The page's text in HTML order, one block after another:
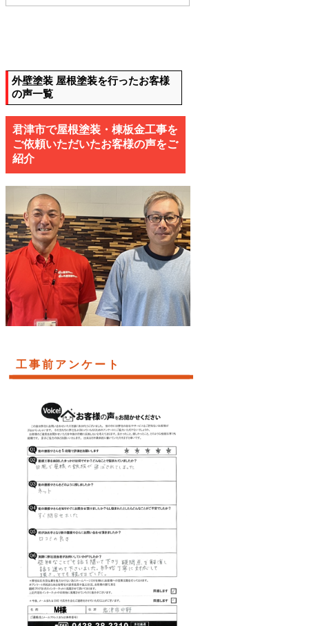
外壁塗装 屋根塗装を行ったお客様
の声一覧
君津市で屋根塗装・棟板金工事を
ご依頼いただいたお客様の声をご
紹介
工事前アンケート